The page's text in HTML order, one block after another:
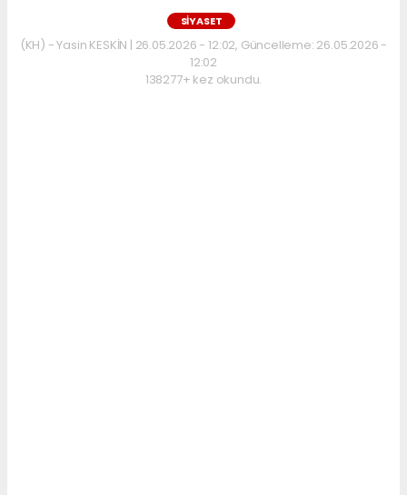
SİYASET
(KH) - Yasin KESKİN | 26.05.2026 - 12:02, Güncelleme: 26.05.2026 -
12:02
138277+ kez okundu.